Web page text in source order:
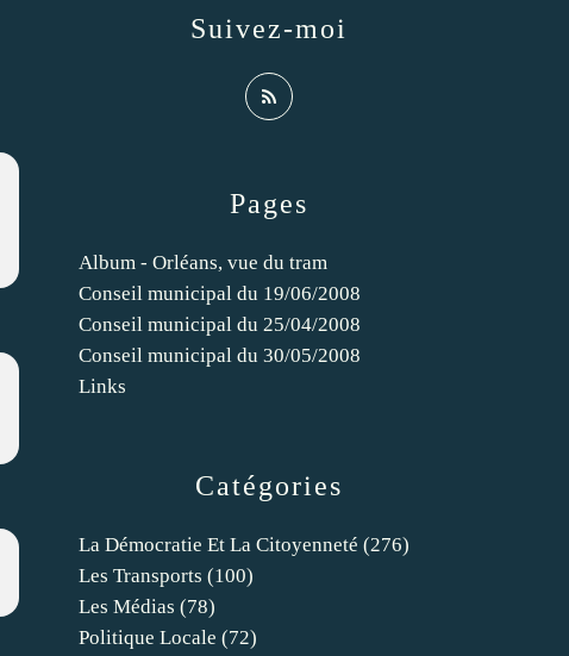
Catégories
La Démocratie Et La Citoyenneté (276)
Les Transports (100)
Les Médias (78)
Politique Locale (72)
Pages
Album - Orléans, vue du tram
Conseil municipal du 19/06/2008
Conseil municipal du 25/04/2008
Conseil municipal du 30/05/2008
Links
Suivez-moi